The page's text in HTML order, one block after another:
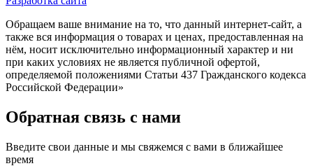
Обращаем ваше внимание на то, что данный интернет-сайт, а
также вся информация о товарах и ценах, предоставленная на
нём, носит исключительно информационный характер и ни
при каких условиях не является публичной офертой,
определяемой положениями Статьи 437 Гражданского кодекса
Российской Федерации»
Обратная связь с нами
Введите свои данные и мы свяжемся с вами в ближайшее
время